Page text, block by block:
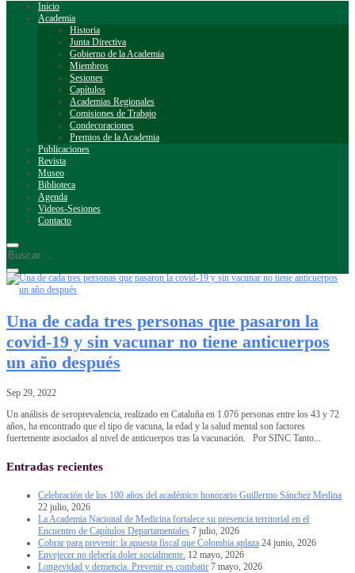
Inicio
Academia
Historia
Junta Directiva
Gobierno de la Academia
Miembros
Sesiones
Capítulos
Academias Regionales
Comisiones de Trabajo
Condecoraciones
Premios de la Academia
Publicaciones
Revista
Museo
Biblioteca
Agenda
Videos-Sesiones
Contacto
Una de cada tres personas que pasaron la
covid-19 y sin vacunar no tiene anticuerpos
un año después
Sep 29, 2022
Un análisis de seroprevalencia, realizado en Cataluña en 1.076 personas entre los 43 y 72
años, ha encontrado que el tipo de vacuna, la edad y la salud mental son factores
fuertemente asociados al nivel de anticuerpos tras la vacunación. Por SINC Tanto...
Entradas recientes
Celebración de los 100 años del académico honorario Guillermo Sánchez Medina
22 julio, 2026
La Academia Nacional de Medicina fortalece su presencia territorial en el
Encuentro de Capítulos Departamentales 7 julio, 2026
Cobrar para prevenir: la apuesta fiscal que Colombia aplaza 24 junio, 2026
Envejecer no debería doler socialmente. 12 mayo, 2026
Longevidad y demencia. Prevenir es combatir 7 mayo, 2026